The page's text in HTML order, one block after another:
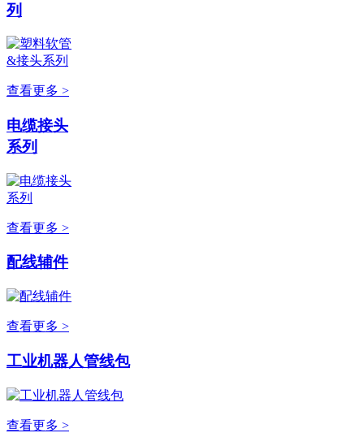
列
查看更多 >
电缆接头
系列
查看更多 >
配线辅件
查看更多 >
工业机器人管线包
查看更多 >